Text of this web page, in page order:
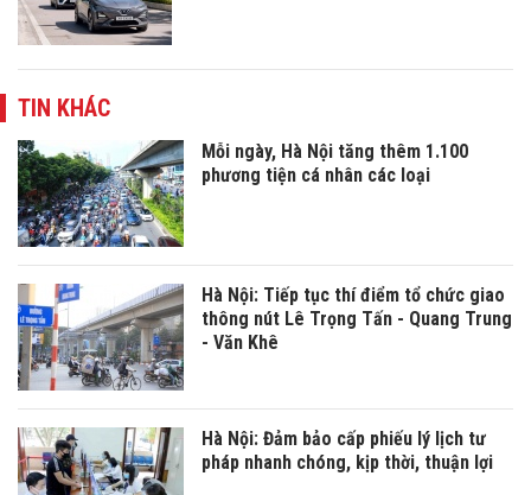
TIN KHÁC
Mỗi ngày, Hà Nội tăng thêm 1.100
phương tiện cá nhân các loại
Hà Nội: Tiếp tục thí điểm tổ chức giao
thông nút Lê Trọng Tấn - Quang Trung
- Văn Khê
Hà Nội: Đảm bảo cấp phiếu lý lịch tư
pháp nhanh chóng, kịp thời, thuận lợi